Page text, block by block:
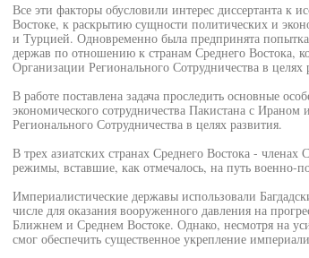
Все эти факторы обусловили интерес диссертанта к
Востоке, к раскрытию сущности политических и
и Турцией. Одновременно была предпринята
держав по отношению к странам Среднего Востока,
Организации Регионального Сотрудничества в
В работе поставлена задача проследить основные
экономического сотрудничества Пакистана с
Регионального Сотрудничества в целях развития.
В трех азиатских странах Среднего Востока -
режимы, вставшие, как отмечалось, на путь военно-
Империалистические державы использовали
числе для оказания вооруженного давления на
Ближнем и Среднем Востоке. Однако, несмотря на
смог обеспечить существенное укрепление